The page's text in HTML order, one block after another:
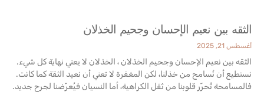
الثقه بين نعيم الإحسان وجحيم الخذلان
أغسطس 21, 2025
الثقه بين نعيم الإحسان وجحيم الخذلان ، الخذلان لا يعني نهاية كل شيء.
نستطيع أن نُسامح من خذلنا، لكن المغفرة لا تعني أن ‏نعيد الثقة كما كانت.
فالمسامحة تُحرّر قلوبنا من ثقل الكراهية، أما النسيان فيُعرّضنا ‏لجرحٍ جديد‎.‎